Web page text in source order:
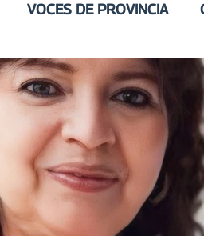
VOCES DE PROVINCIA
VOZ ACTIVA III VOZ DE
AÑO JUBILAR MARISTA
noticias